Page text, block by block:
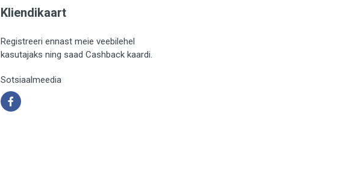
Kliendikaart
Registreeri ennast meie veebilehel
kasutajaks ning saad Cashback kaardi.
Sotsiaalmeedia